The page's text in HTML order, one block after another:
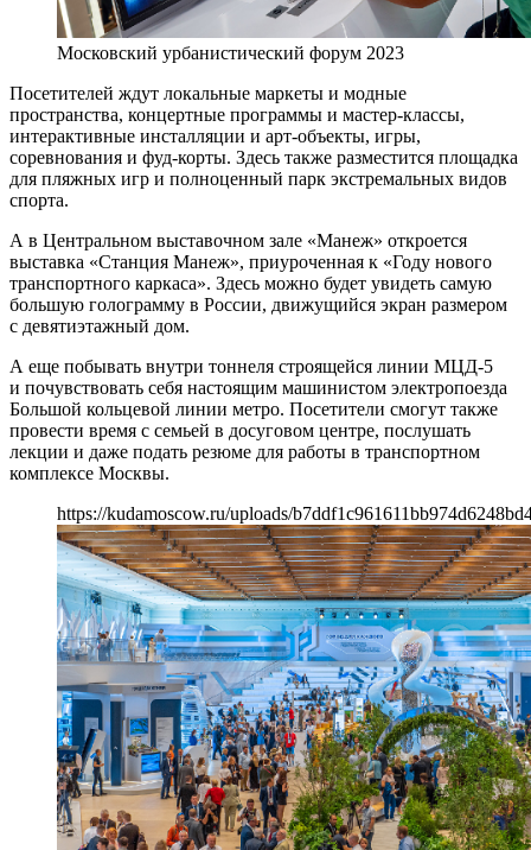
Московский урбанистический форум 2023
Посетителей ждут локальные маркеты и модные
пространства, концертные программы и мастер-классы,
интерактивные инсталляции и арт-объекты, игры,
соревнования и фуд-корты. Здесь также разместится площадка
для пляжных игр и полноценный парк экстремальных видов
спорта.
А в Центральном выставочном зале «Манеж» откроется
выставка «Станция Манеж», приуроченная к «Году нового
транспортного каркаса». Здесь можно будет увидеть самую
большую голограмму в России, движущийся экран размером
с девятиэтажный дом.
А еще побывать внутри тоннеля строящейся линии МЦД-5
и почувствовать себя настоящим машинистом электропоезда
Большой кольцевой линии метро. Посетители смогут также
провести время с семьей в досуговом центре, послушать
лекции и даже подать резюме для работы в транспортном
комплексе Москвы.
https://kudamoscow.ru/uploads/